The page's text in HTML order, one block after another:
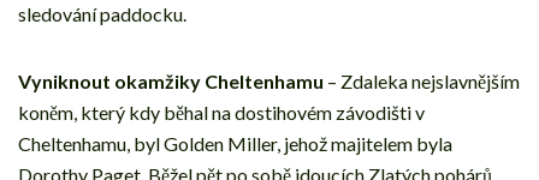
sledování paddocku.
Vyniknout okamžiky Cheltenhamu – Zdaleka nejslavnějším
koněm, který kdy běhal na dostihovém závodišti v
Cheltenhamu, byl Golden Miller, jehož majitelem byla
Dorothy Paget. Běžel pět po sobě jdoucích Zlatých pohárů